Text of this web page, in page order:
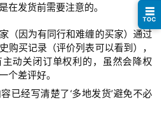
在发货前需要注意的。
（因为有同行和难缠的买家）通过
购买记录（评价列表可以看到），
动关闭订单权利的，虽然会降权
个差评好。
已经写清楚了‘多地发货’避免不必
☰
TOC